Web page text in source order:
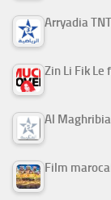
Arryadia
Al